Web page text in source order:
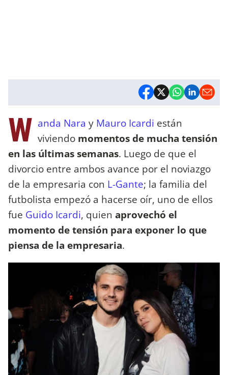
W anda Nara y Mauro Icardi están
viviendo momentos de mucha tensión
en las últimas semanas. Luego de que el
divorcio entre ambos avance por el noviazgo
de la empresaria con L-Gante; la familia del
futbolista empezó a hacerse oír, uno de ellos
fue Guido Icardi, quien aprovechó el
momento de tensión para exponer lo que
piensa de la empresaria.